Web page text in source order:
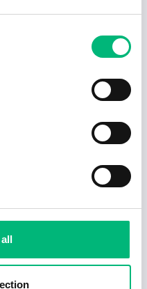
i
utan att
märker snabbt
om företaget.
avsevärt.
En enkel
Det visar att